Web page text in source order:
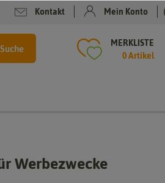
Kontakt Mein Konto
Suche
MERKLISTE
0 Artikel
Werbezwecke